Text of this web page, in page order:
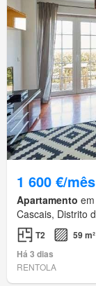
1 600 €/mês
Apartamento
Cascais, Distrito
T2
59 m²
Há 3 dias
RENTOLA